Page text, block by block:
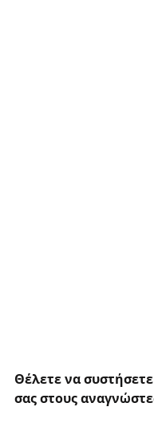
Θέλετε να
σας στους